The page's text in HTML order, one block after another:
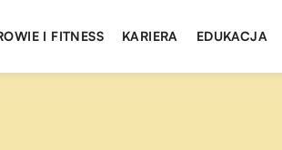
I FITNESS KARIERA EDUKACJA